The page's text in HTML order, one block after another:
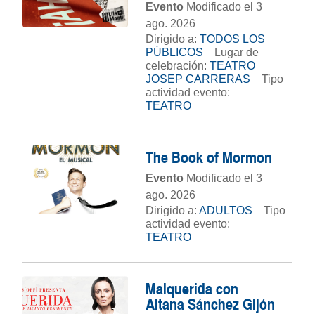
Evento Modificado el 3
ago. 2026
Dirigido a: TODOS LOS
PÚBLICOS
Lugar de
celebración: TEATRO
JOSEP CARRERAS
Tipo
actividad evento:
TEATRO
The Book of Mormon
Evento Modificado el 3
ago. 2026
Dirigido a: ADULTOS
Tipo
actividad evento:
TEATRO
Malquerida con
Aitana Sánchez Gijón